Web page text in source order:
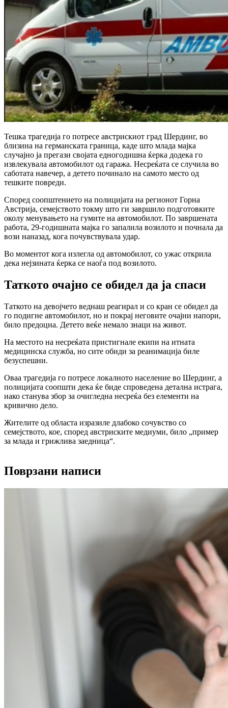
Тешка трагедија го потресе австрискиот град Шердинг, во
близина на германската граница, каде што млада мајка
случајно ја прегази својата едногодишна ќерка додека го
извлекувала автомобилот од гаража. Несреќата се случила во
саботата навечер, а детето починало на самото место од
тешките повреди.
Според соопштението на полицијата на регионот Горна
Австрија, семејството токму што ги завршило подготовките
околу менувањето на гумите на автомобилот. По завршената
работа, 29-годишната мајка го запалила возилото и почнала да
вози наназад, кога почувствувала удар.
Во моментот кога излегла од автомобилот, со ужас открила
дека нејзината ќерка се наоѓа под возилото.
Таткото очајно се обидел да ја спаси
Таткото на девојчето веднаш реагирал и со кран се обидел да
го подигне автомобилот, но и покрај неговите очајни напори,
било предоцна. Детето веќе немало знаци на живот.
На местото на несреќата пристигнале екипи на итната
медицинска служба, но сите обиди за реанимација биле
безуспешни.
Оваа трагедија го потресе локалното население во Шердинг, а
полицијата соопшти дека ќе биде спроведена детална истрага,
иако станува збор за очигледна несреќа без елементи на
кривично дело.
Жителите од областа изразиле длабоко сочувство со
семејството, кое, според австриските медиуми, било „пример
за млада и грижлива заедница“.
Поврзани написи